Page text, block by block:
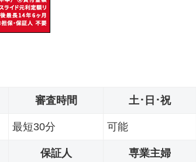
審査時間 土･日･祝
最短30分 可能
保証人 専業主婦